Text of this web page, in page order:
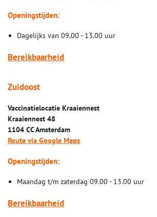
Openingstijden:
Dagelijks van 09.00 - 13.00 uur
Bereikbaarheid
Zuidoost
Vaccinatielocatie Kraaiennest
Kraaiennest 48
1104 CC Amsterdam
Route via Google Maps
Openingstijden:
Maandag t/m zaterdag 09.00 - 13.00 uur
Bereikbaarheid